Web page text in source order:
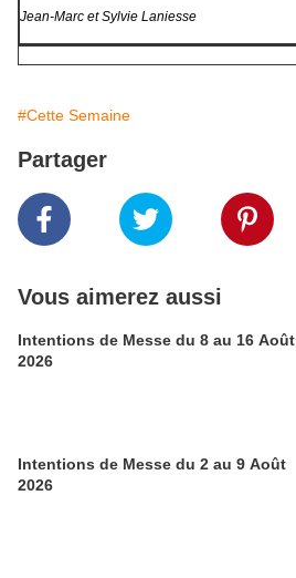
Jean-Marc et Sylvie Laniesse
#Cette Semaine
Partager
Vous aimerez aussi
Intentions de Messe du 8 au 16 Août
2026
Intentions de Messe du 2 au 9 Août
2026